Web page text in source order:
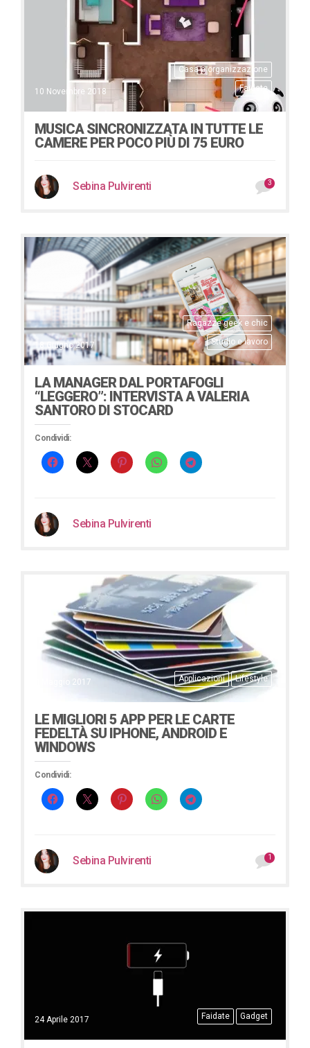
Casa e organizzazione
Faidate
10 Novembre 2018
MUSICA SINCRONIZZATA IN TUTTE LE
CAMERE PER POCO PIÙ DI 75 EURO
Sebina Pulvirenti 3
Ragazze geek e chic
Studio e lavoro
18 Giugno 2017
LA MANAGER DAL PORTAFOGLI
“LEGGERO”: INTERVISTA A VALERIA
SANTORO DI STOCARD
Condividi:
Sebina Pulvirenti
Applicazioni Lifestyle
4 Maggio 2017
LE MIGLIORI 5 APP PER LE CARTE
FEDELTÀ SU IPHONE, ANDROID E
WINDOWS
Condividi:
Sebina Pulvirenti 1
Faidate Gadget
24 Aprile 2017